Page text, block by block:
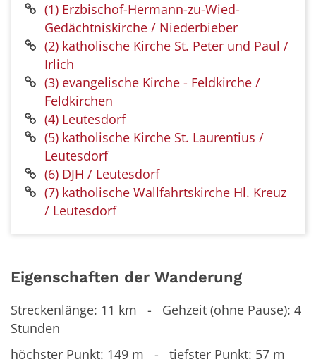
(1) Erzbischof-Hermann-zu-Wied-
Gedächtniskirche / Niederbieber
(2) katholische Kirche St. Peter und Paul /
Irlich
(3) evangelische Kirche - Feldkirche /
Feldkirchen
(4) Leutesdorf
(5) katholische Kirche St. Laurentius /
Leutesdorf
(6) DJH / Leutesdorf
(7) katholische Wallfahrtskirche Hl. Kreuz
/ Leutesdorf
Eigenschaften der Wanderung
Streckenlänge: 11 km - Gehzeit (ohne Pause): 4
Stunden
höchster Punkt: 149 m - tiefster Punkt: 57 m